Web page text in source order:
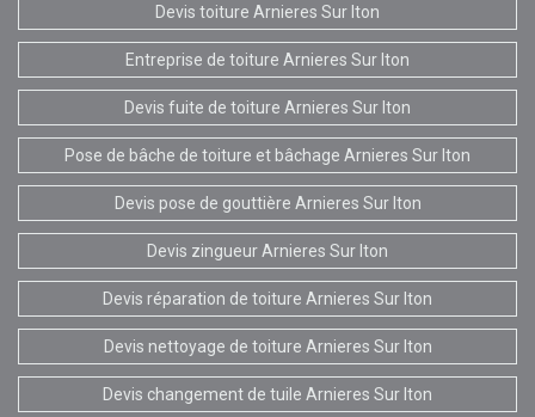
Devis toiture Arnieres Sur Iton
Entreprise de toiture Arnieres Sur Iton
Devis fuite de toiture Arnieres Sur Iton
Pose de bâche de toiture et bâchage Arnieres Sur Iton
Devis pose de gouttière Arnieres Sur Iton
Devis zingueur Arnieres Sur Iton
Devis réparation de toiture Arnieres Sur Iton
Devis nettoyage de toiture Arnieres Sur Iton
Devis changement de tuile Arnieres Sur Iton